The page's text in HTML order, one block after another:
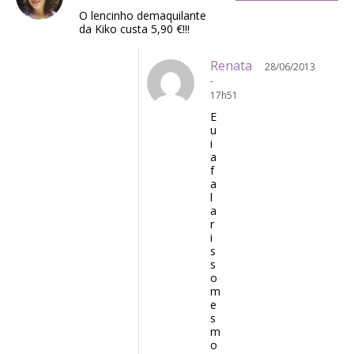
O lencinho demaquilante
da Kiko custa 5,90 €!!!
Renata
28/06/2013
-
17h51
E
u
i
a
f
a
l
a
r
i
s
s
o
m
e
s
m
o